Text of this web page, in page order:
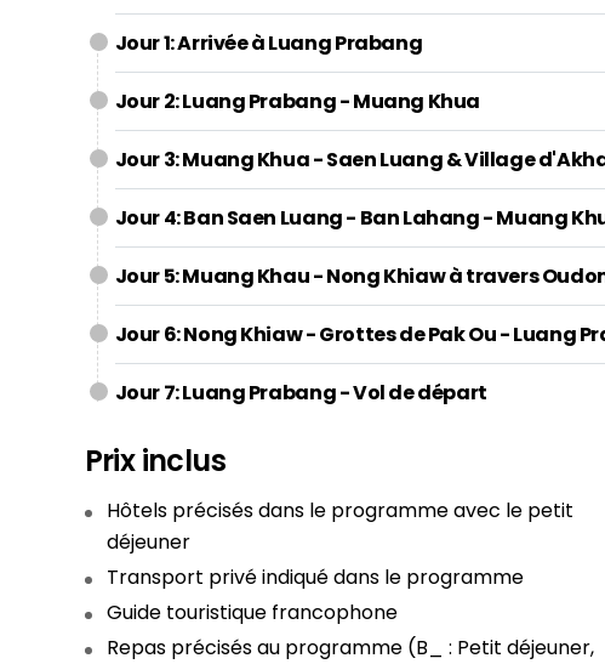
Jour 1: Arrivée à Luang Prabang
Jour 2: Luang Prabang - Muang Khua
Jour 3: Muang Khua - Saen Luang & Village
Jour 4: Ban Saen Luang - Ban Lahang - Muang
Jour 5: Muang Khau - Nong Khiaw à travers
Jour 6: Nong Khiaw - Grottes de Pak Ou - Luang
Jour 7: Luang Prabang - Vol de départ
Prix inclus
Hôtels précisés dans le programme avec le petit
déjeuner
Transport privé indiqué dans le programme
Guide touristique francophone
Repas précisés au programme (B_ : Petit déjeuner,